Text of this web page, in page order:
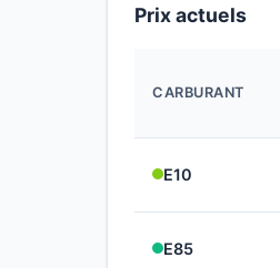
Prix actuels
CARBURANT
E10
E85